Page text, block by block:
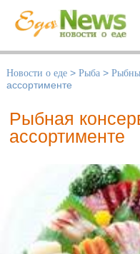
Новости о еде > Рыба >
ассортименте
Рыбная
ассортименте